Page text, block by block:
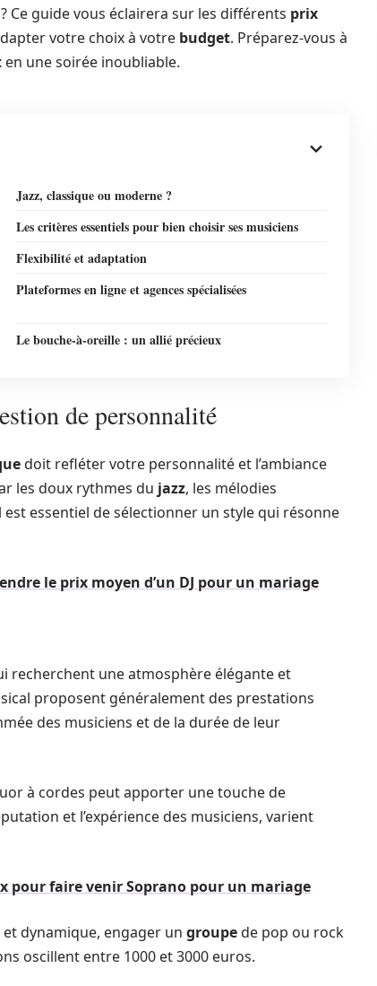
Ce guide vous éclairera sur les différents prix
votre choix à votre budget. Préparez-vous à
en une soirée inoubliable.
Jazz, classique ou moderne ?
Les critères essentiels pour bien choisir ses musiciens
Flexibilité et adaptation
Plateformes en ligne et agences spécialisées
Le bouche-à-oreille : un allié précieux
de personnalité
doit refléter votre personnalité et l’ambiance
les doux rythmes du jazz, les mélodies
essentiel de sélectionner un style qui résonne
le prix moyen d’un DJ pour un mariage
recherchent une atmosphère élégante et
proposent généralement des prestations
des musiciens et de la durée de leur
à cordes peut apporter une touche de
et l’expérience des musiciens, varient
pour faire venir Soprano pour un mariage
dynamique, engager un groupede pop ou rock
oscillent entre 1000 et 3000 euros.